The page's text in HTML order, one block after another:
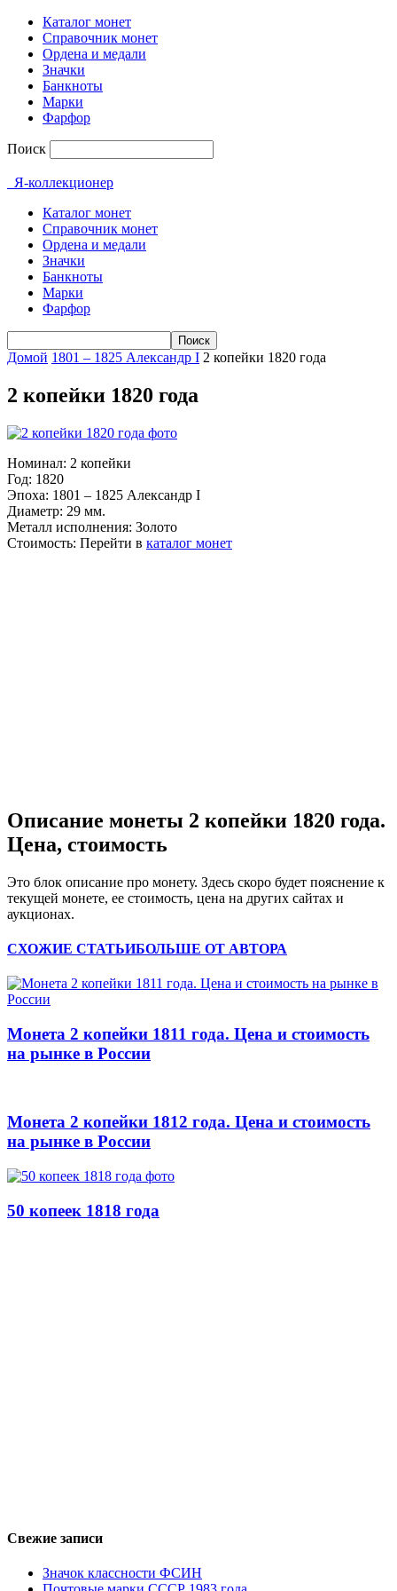
Каталог монет
Справочник монет
Ордена и медали
Значки
Банкноты
Марки
Фарфор
Поиск
Я-коллекционер
Каталог монет
Справочник монет
Ордена и медали
Значки
Банкноты
Марки
Фарфор
Домой 1801 – 1825 Александр I 2 копейки 1820 года
2 копейки 1820 года
Номинал: 2 копейки
Год: 1820
Эпоха: 1801 – 1825 Александр I
Диаметр: 29 мм.
Металл исполнения: Золото
Стоимость: Перейти в каталог монет
Описание монеты 2 копейки 1820 года.
Цена, стоимость
Это блок описание про монету. Здесь скоро будет пояснение к
текущей монете, ее стоимость, цена на других сайтах и
аукционах.
СХОЖИЕ СТАТЬИБОЛЬШЕ ОТ АВТОРА
Монета 2 копейки 1811 года. Цена и стоимость
на рынке в России
Монета 2 копейки 1812 года. Цена и стоимость
на рынке в России
50 копеек 1818 года
Свежие записи
Значок классности ФСИН